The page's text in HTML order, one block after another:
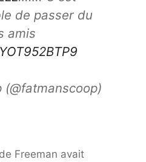
de passer du
amis
(@fatmanscoop)
Freeman avait